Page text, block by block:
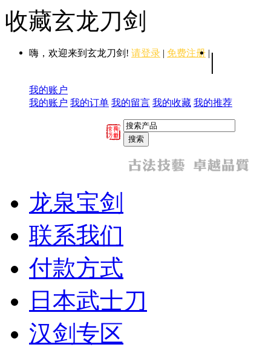
收藏玄龙刀剑
嗨，欢迎来到玄龙刀剑! 请登录 | 免费注册 | |
我的账户
我的账户 我的订单 我的留言 我的收藏 我的推荐
龙泉宝剑
联系我们
付款方式
日本武士刀
汉剑专区